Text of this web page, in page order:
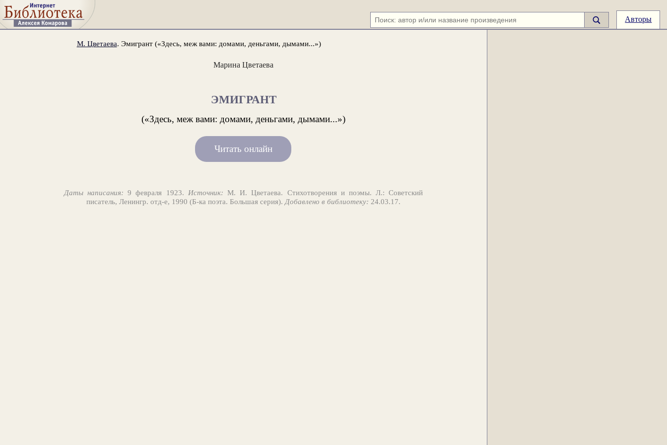
Авторы
М. Цветаева. Эмигрант («Здесь, меж вами: домами, деньгами, дымами...»)
Марина Цветаева
ЭМИГРАНТ
(«Здесь, меж вами: домами, деньгами, дымами...»)
Читать онлайн
Даты написания: 9 февраля 1923. Источник: М. И. Цветаева. Стихотворения и поэмы. Л.: Советский
писатель, Ленингр. отд-е, 1990 (Б-ка поэта. Большая серия). Добавлено в библиотеку: 24.03.17.